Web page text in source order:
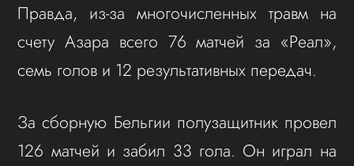
Правда, из-за многочисленных травм на
счету Азара всего 76 матчей за «Реал»,
семь голов и 12 результативных передач.
За сборную Бельгии полузащитник провел
126 матчей и забил 33 гола. Он играл на